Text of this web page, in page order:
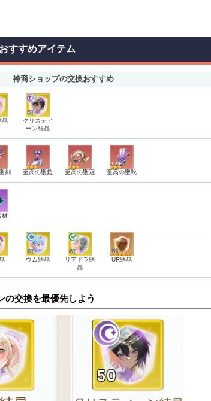
すすめアイテム
神裔ショップの交換おすすめ
晶
クリスティ
ーン結晶
剣 至高の聖鎧 至高の聖冠 至高の聖靴
材
ウム結晶
リアドラ結
晶
UR結晶
の交換を最優先しよう